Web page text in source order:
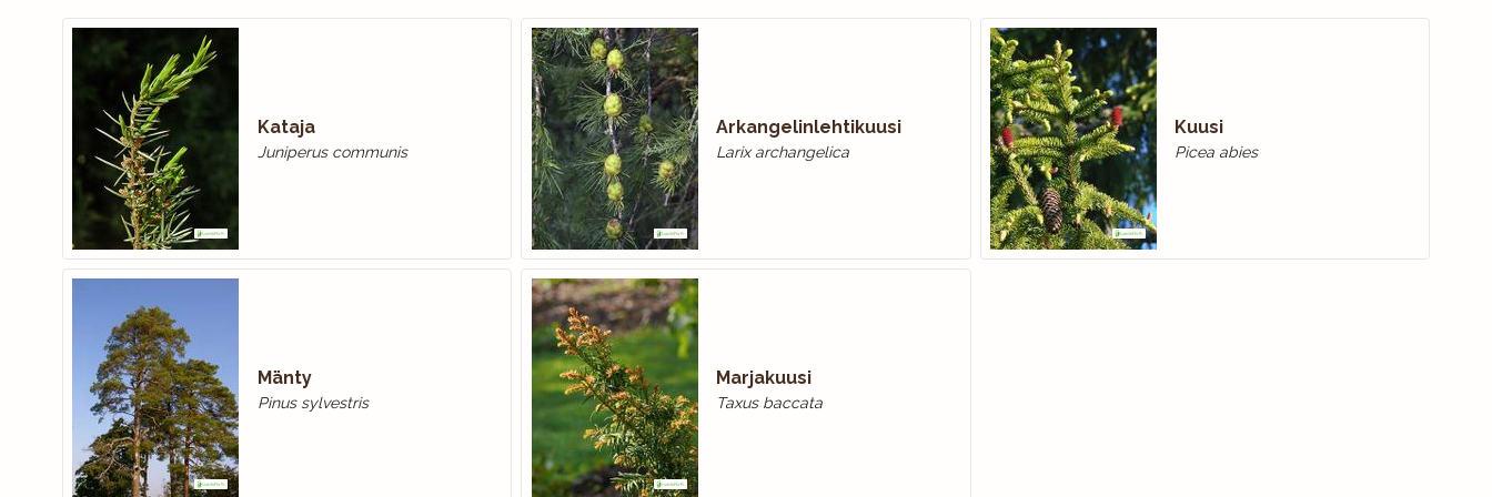
Kataja
Juniperus communis
Arkangelinlehtikuusi
Larix archangelica
Kuusi
Picea abies
Mänty
Pinus sylvestris
Marjakuusi
Taxus baccata